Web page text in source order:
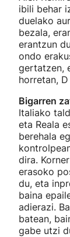
ibili behar
duelako
bezala,
erantzun
ondo
gertatzen,
horretan,
Bigarren
Italiako
eta Reala
berehala
dira.
erasoko
du, eta
baina
adierazi.
batean,
gabe utzi